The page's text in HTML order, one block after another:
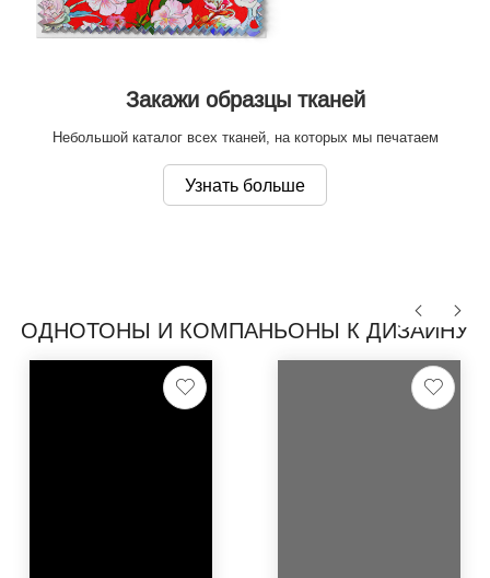
Закажи образцы тканей
Небольшой каталог всех тканей, на которых мы печатаем
Узнать больше
ОДНОТОНЫ И КОМПАНЬОНЫ К ДИЗАЙНУ